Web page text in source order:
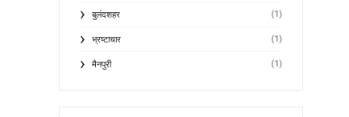
बुलंदशहर (1)
भ्रष्टाचार (1)
मैनपुरी (1)